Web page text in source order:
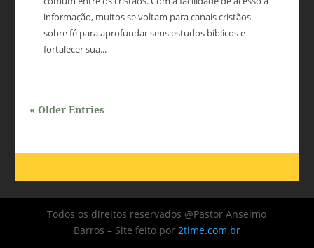
informação, muitos se voltam para canais cristãos
sobre fé para aprofundar seus estudos bíblicos e
fortalecer sua...
« Older Entries
Todos os direitos reservados @Pastor Anselmo
Barros – Site feito por 2time.com.br